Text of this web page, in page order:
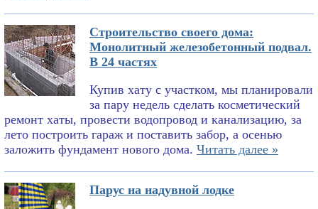
Строительство своего дома:
Монолитный железобетонный подвал.
В 24 частях
Купив хату с участком, мы планировали
за пару недель сделать косметический
ремонт хаты, провести водопровод и канализацию, за
лето построить гараж и поставить забор, а осенью
заложить фундамент нового дома. Читать далее »
Парус на надувной лодке